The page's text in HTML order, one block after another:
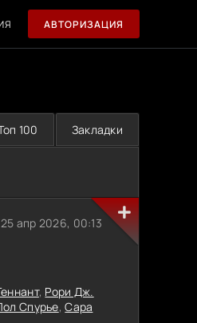
АВТОРИЗАЦИЯ
100 Закладки
25 апр 2026, 00:13
, Рори Дж.
Спурье,Сара